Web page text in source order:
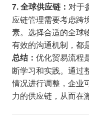
7. 全球供应链： 对于
应链管理需要考虑跨
素。选择合适的全球
有效的沟通机制，都
总结： 优化贸易流程
断学习和实践。通过
情况进行调整，企业
力的供应链，从而在